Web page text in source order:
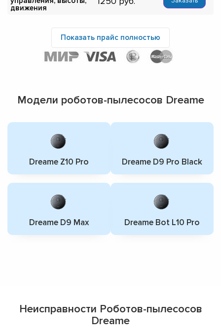
движения
Показать прайс полностью
Модели роботов-пылесосов Dreame
Dreame Z10 Pro Dreame D9 Pro Black
Dreame D9 Max Dreame Bot L10 Pro
Неисправности Роботов-пылесосов
Dreame